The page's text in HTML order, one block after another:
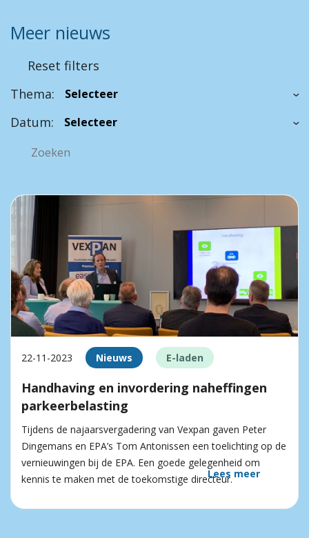
Meer nieuws
Reset filters
Thema:
Datum:
22-11-2023 Nieuws E-laden
Handhaving en invordering naheffingen
parkeerbelasting
Tijdens de najaarsvergadering van Vexpan gaven Peter
Dingemans en EPA’s Tom Antonissen een toelichting op de
vernieuwingen bij de EPA. Een goede gelegenheid om
kennis te maken met de toekomstige directeur.Lees meer